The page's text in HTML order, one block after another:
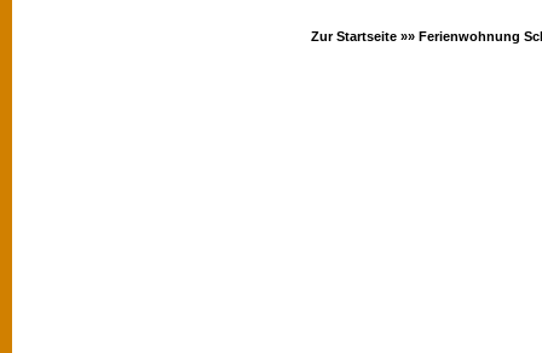
Zur Startseite »» Ferienwohnung